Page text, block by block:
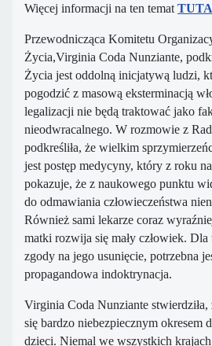
Więcej informacji na ten temat
Przewodnicząca Komitetu
Życia,Virginia Coda Nunziante,
Życia jest oddolną inicjatywą ludzi,
pogodzić z masową eksterminacją
legalizacji nie będą traktować jako
nieodwracalnego. W rozmowie z
podkreśliła, że wielkim
jest postęp medycyny, który z roku
pokazuje, że z naukowego punktu
do odmawiania człowieczeństwa
Również sami lekarze coraz
matki rozwija się mały człowiek. Dla
zgody na jego usunięcie, potrzebna
propagandowa indoktrynacja.
Virginia Coda Nunziante stwierdziła,
się bardzo niebezpiecznym okresem
dzieci. Niemal we wszystkich krajach